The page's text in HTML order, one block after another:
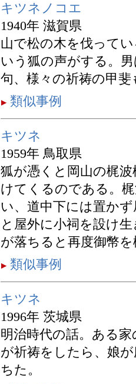
キツネノコエ
1940年 滋賀県
山で松の木を伐って
いう狐の声がする。
句、様々の祈祷の甲
類似事例
キツネ
1959年 鳥取県
狐が憑くと岡山の梶
けてくるのである。
い、道中下には置か
と屋外に小祠を設け
が落ちると再度御幣
類似事例
キツネ
1996年 茨城県
明治時代の話。ある
が祈祷をしたら、娘
ちた。